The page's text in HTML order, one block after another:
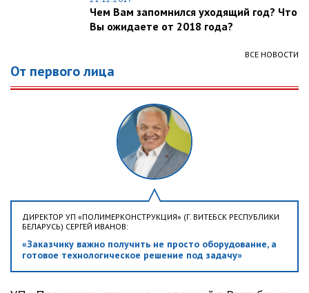
Чем Вам запомнился уходящий год? Что
Вы ожидаете от 2018 года?
ВСЕ НОВОСТИ
От первого лица
ДИРЕКТОР УП «ПОЛИМЕРКОНСТРУКЦИЯ» (Г. ВИТЕБСК РЕСПУБЛИКИ
БЕЛАРУСЬ) СЕРГЕЙ ИВАНОВ:
«Заказчику важно получить не просто оборудование, а
готовое технологическое решение под задачу»